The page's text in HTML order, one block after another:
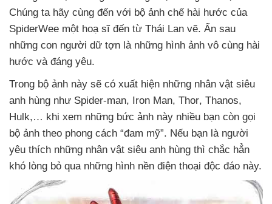
Chúng ta hãy cùng đến với bộ ảnh chế hài hước của
SpiderWee một hoạ sĩ đến từ Thái Lan vẽ. Ẩn sau
những con người dữ tợn là những hình ảnh vô cùng hài
hước và đáng yêu.
Trong bộ ảnh này sẽ có xuất hiện những nhân vật siêu
anh hùng như Spider-man, Iron Man, Thor, Thanos,
Hulk,… khi xem những bức ảnh này nhiều bạn còn gọi
bộ ảnh theo phong cách “đam mỹ”. Nếu bạn là người
yêu thích những nhân vật siêu anh hùng thì chắc hẳn
khó lòng bỏ qua những hình nền điện thoại độc đáo này.